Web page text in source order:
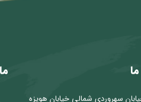
سهروردی شمالی خیابان هویزه